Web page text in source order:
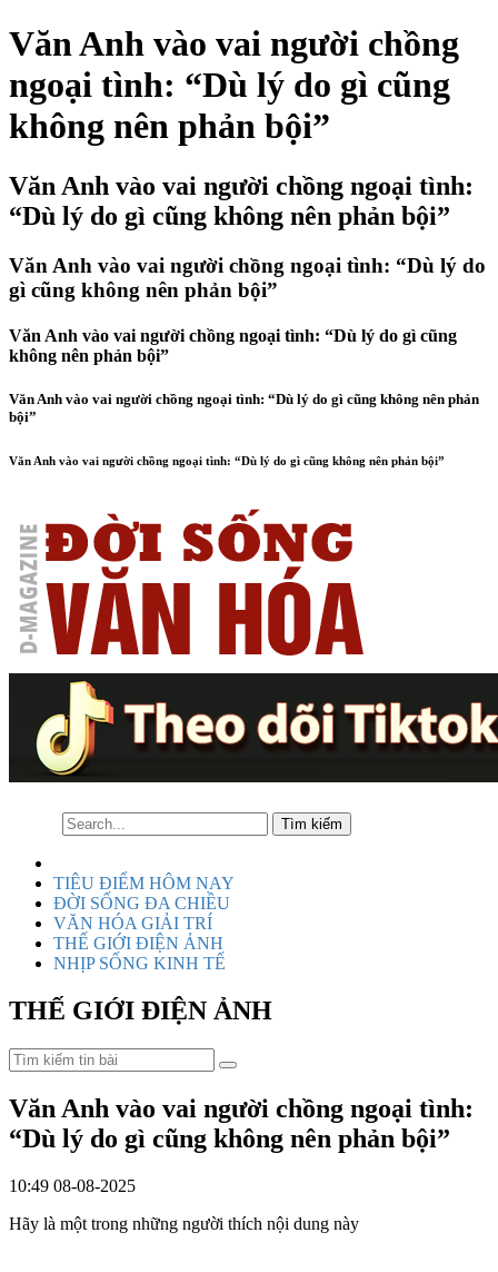
Văn Anh vào vai người chồng
ngoại tình: “Dù lý do gì cũng
không nên phản bội”
Văn Anh vào vai người chồng ngoại tình:
“Dù lý do gì cũng không nên phản bội”
Văn Anh vào vai người chồng ngoại tình: “Dù lý do
gì cũng không nên phản bội”
Văn Anh vào vai người chồng ngoại tình: “Dù lý do gì cũng
không nên phản bội”
Văn Anh vào vai người chồng ngoại tình: “Dù lý do gì cũng không nên phản
bội”
Văn Anh vào vai người chồng ngoại tình: “Dù lý do gì cũng không nên phản bội”
TIÊU ĐIỂM HÔM NAY
ĐỜI SỐNG ĐA CHIỀU
VĂN HÓA GIẢI TRÍ
THẾ GIỚI ĐIỆN ẢNH
NHỊP SỐNG KINH TẾ
THẾ GIỚI ĐIỆN ẢNH
Văn Anh vào vai người chồng ngoại tình:
“Dù lý do gì cũng không nên phản bội”
10:49 08-08-2025
Hãy là một trong những người thích nội dung này